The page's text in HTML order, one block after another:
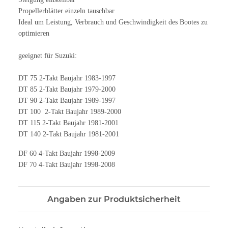
Propellerblätter einzeln tauschbar
Ideal um Leistung, Verbrauch und Geschwindigkeit des Bootes zu
optimieren
geeignet für Suzuki:
DT 75 2-Takt Baujahr 1983-1997
DT 85 2-Takt Baujahr 1979-2000
DT 90 2-Takt Baujahr 1989-1997
DT 100 2-Takt Baujahr 1989-2000
DT 115 2-Takt Baujahr 1981-2001
DT 140 2-Takt Baujahr 1981-2001
DF 60 4-Takt Baujahr 1998-2009
DF 70 4-Takt Baujahr 1998-2008
Angaben zur Produktsicherheit